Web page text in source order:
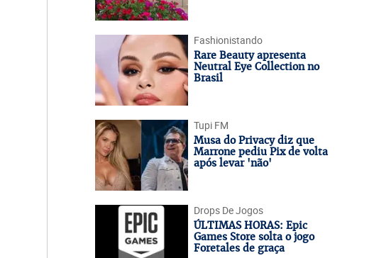
Fashionistando
Rare Beauty apresenta
Neutral Eye Collection no
Brasil
Tupi FM
Musa do Privacy diz que
Marrone pediu Pix de volta
após levar 'não'
Drops De Jogos
ÚLTIMAS HORAS: Epic
Games Store solta o jogo
Foretales de graça